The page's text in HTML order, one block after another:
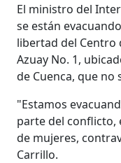
El ministro del
se están
libertad del Centro
Azuay No. 1,
de Cuenca, que
"Estamos
parte del conflicto,
de mujeres,
Carrillo.